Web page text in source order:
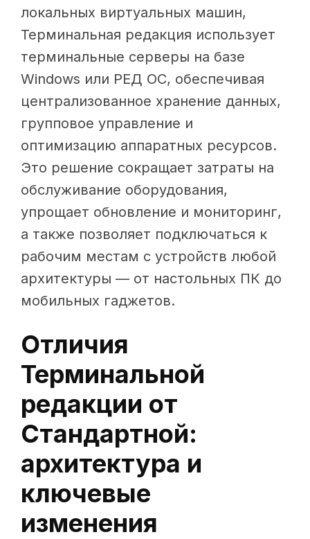
локальных виртуальных машин,
Терминальная редакция использует
терминальные серверы на базе
Windows или РЕД ОС, обеспечивая
централизованное хранение данных,
групповое управление и
оптимизацию аппаратных ресурсов.
Это решение сокращает затраты на
обслуживание оборудования,
упрощает обновление и мониторинг,
а также позволяет подключаться к
рабочим местам с устройств любой
архитектуры — от настольных ПК до
мобильных гаджетов.
Отличия
Терминальной
редакции от
Стандартной:
архитектура и
ключевые
изменения